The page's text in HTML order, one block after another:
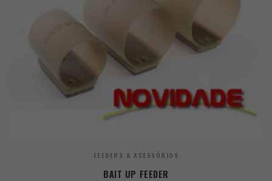
FEEDERS & ACESSÓRIOS
BAIT UP FEEDER